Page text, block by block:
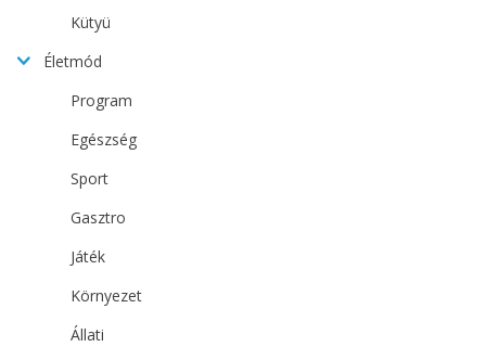
Kütyü
Életmód
Program
Egészség
Sport
Gasztro
Játék
Környezet
Állati